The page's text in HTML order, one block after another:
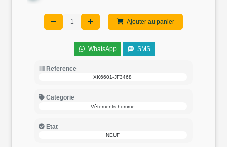
Ajouter au panier
WhatsApp SMS
Reference
XK6601-JF3468
Categorie
Vêtements homme
Etat
NEUF